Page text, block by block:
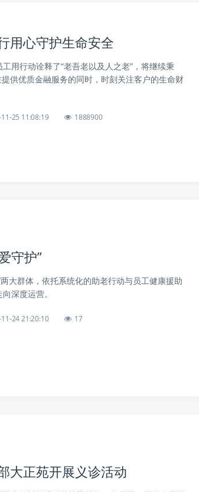
用心守护生命安全
用行动诠释了“老吾老以及人之老”，将继续秉
供优质金融服务的同时，时刻关注客户的生命财
25 11:08:19 1888900
守护”
大群体，依托系统化的助老行动与员工健康援助
深度运营。
24 21:20:10 17
大正苑开展义诊活动